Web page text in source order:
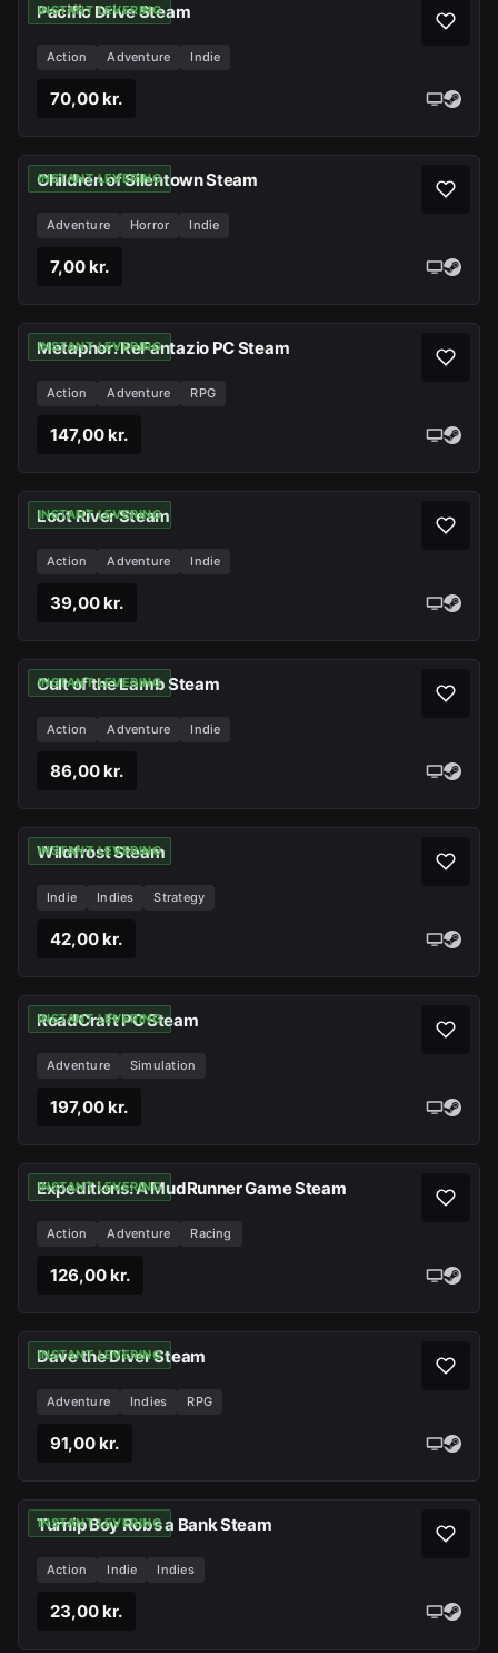
INSTANT LEVERING
Pacific Drive Steam
Action Adventure Indie
70,00 kr.
INSTANT LEVERING
Children of Silentown Steam
Adventure Horror Indie
7,00 kr.
INSTANT LEVERING
Metaphor: ReFantazio PC Steam
Action Adventure RPG
147,00 kr.
INSTANT LEVERING
Loot River Steam
Action Adventure Indie
39,00 kr.
INSTANT LEVERING
Cult of the Lamb Steam
Action Adventure Indie
86,00 kr.
INSTANT LEVERING
Wildfrost Steam
Indie Indies Strategy
42,00 kr.
INSTANT LEVERING
RoadCraft PC Steam
Adventure Simulation
197,00 kr.
INSTANT LEVERING
Expeditions: A MudRunner Game Steam
Action Adventure Racing
126,00 kr.
INSTANT LEVERING
Dave the Diver Steam
Adventure Indies RPG
91,00 kr.
INSTANT LEVERING
Turnip Boy Robs a Bank Steam
Action Indie Indies
23,00 kr.